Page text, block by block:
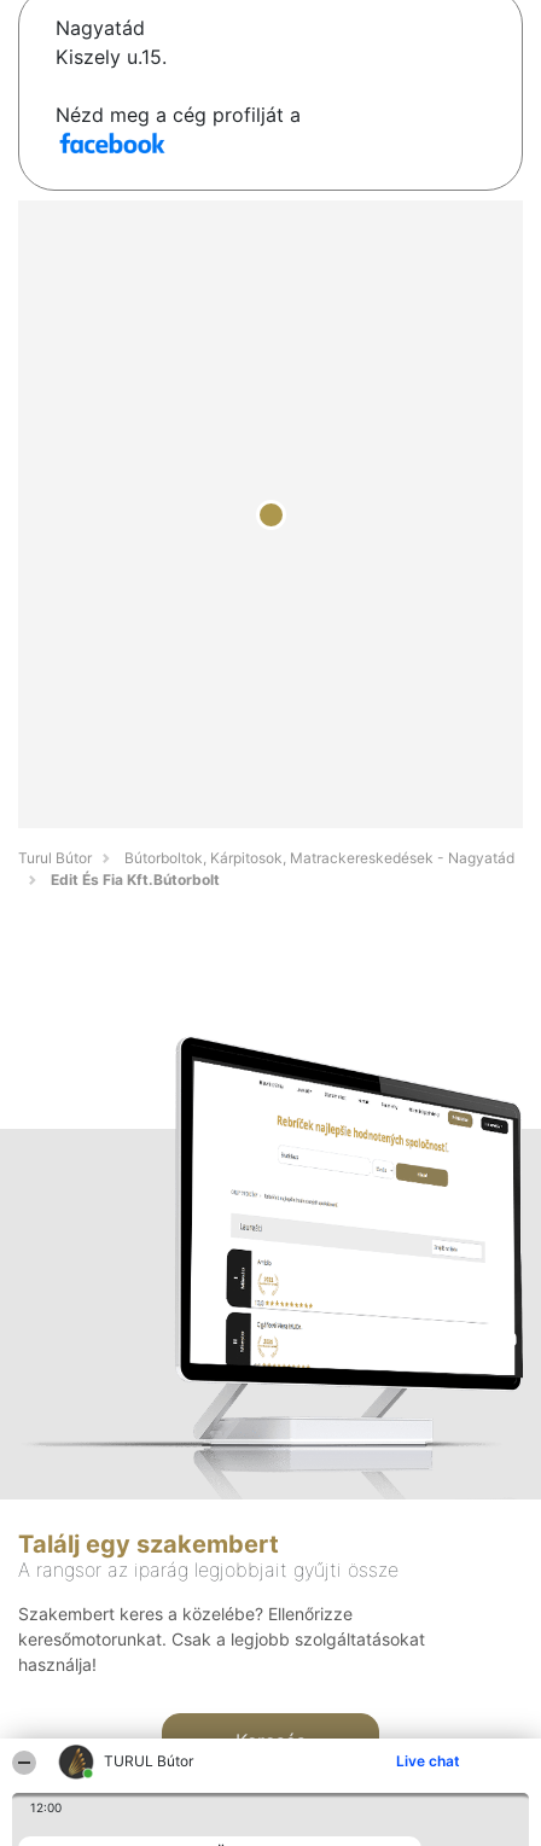
TURUL Bútor Live chat
12:00
Nagyatád
Kiszely u.15.
Nézd meg a cég profilját a
Turul Bútor
Bútorboltok, Kárpitosok, Matrackereskedések - Nagyatád
Edit És Fia Kft.Bútorbolt
Találj egy szakembert
A rangsor az iparág legjobbjait gyűjti össze
Szakembert keres a közelébe? Ellenőrizze
keresőmotorunkat. Csak a legjobb szolgáltatásokat
használja!
Keresés